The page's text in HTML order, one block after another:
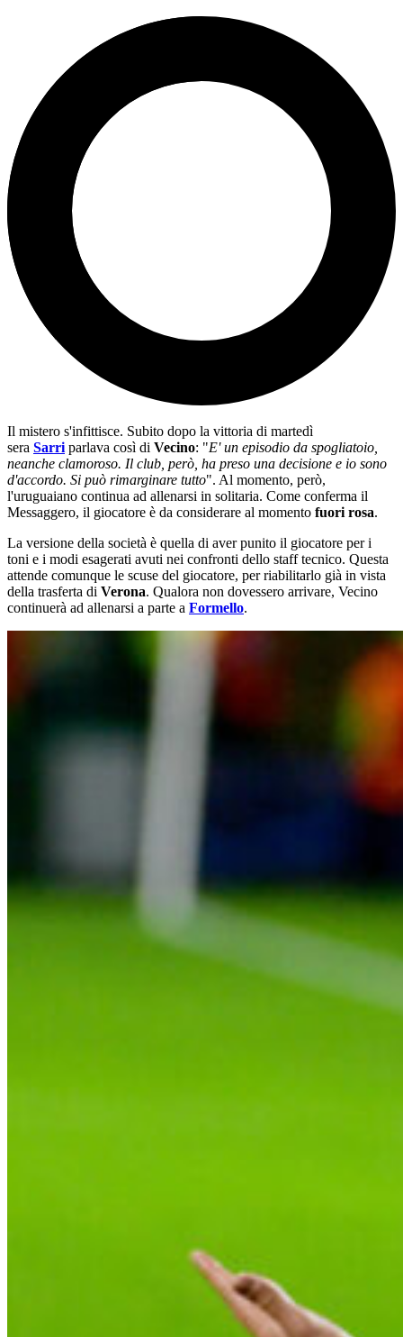
Il mistero s'infittisce. Subito dopo la vittoria di martedì
sera Sarri parlava così di Vecino: "E' un episodio da spogliatoio,
neanche clamoroso. Il club, però, ha preso una decisione e io sono
d'accordo. Si può rimarginare tutto". Al momento, però,
l'uruguaiano continua ad allenarsi in solitaria. Come conferma il
Messaggero, il giocatore è da considerare al momento fuori rosa.
La versione della società è quella di aver punito il giocatore per i
toni e i modi esagerati avuti nei confronti dello staff tecnico. Questa
attende comunque le scuse del giocatore, per riabilitarlo già in vista
della trasferta di Verona. Qualora non dovessero arrivare, Vecino
continuerà ad allenarsi a parte a Formello.